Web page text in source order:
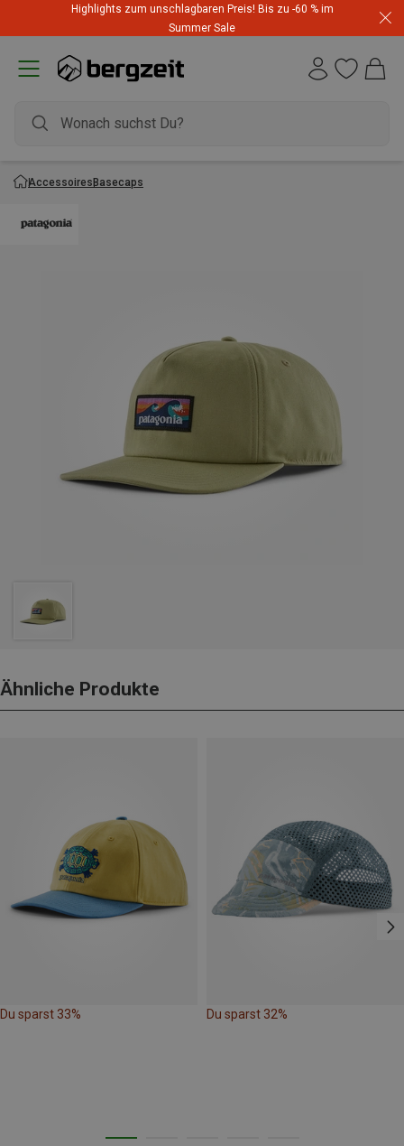
Highlights zum unschlagbaren Preis! Bis zu -60 % im
Summer Sale
AccessoiresBasecaps
Ähnliche Produkte
Du sparst 33% Du sparst 32%